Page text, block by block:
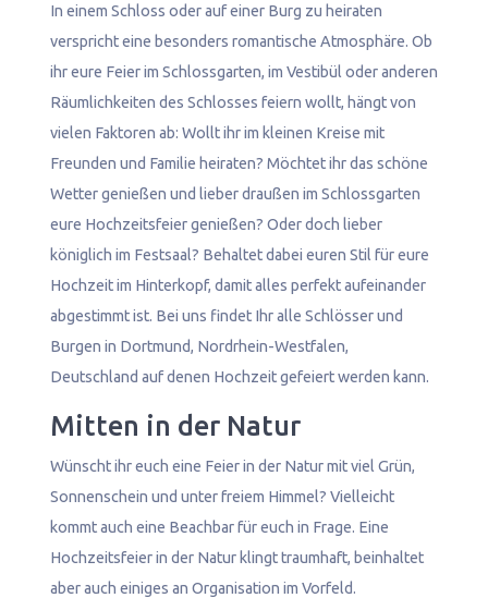
In einem Schloss oder auf einer Burg zu heiraten
verspricht eine besonders romantische Atmosphäre. Ob
ihr eure Feier im Schlossgarten, im Vestibül oder anderen
Räumlichkeiten des Schlosses feiern wollt, hängt von
vielen Faktoren ab: Wollt ihr im kleinen Kreise mit
Freunden und Familie heiraten? Möchtet ihr das schöne
Wetter genießen und lieber draußen im Schlossgarten
eure Hochzeitsfeier genießen? Oder doch lieber
königlich im Festsaal? Behaltet dabei euren Stil für eure
Hochzeit im Hinterkopf, damit alles perfekt aufeinander
abgestimmt ist. Bei uns findet Ihr alle Schlösser und
Burgen in Dortmund, Nordrhein-Westfalen,
Deutschland auf denen Hochzeit gefeiert werden kann.
Mitten in der Natur
Wünscht ihr euch eine Feier in der Natur mit viel Grün,
Sonnenschein und unter freiem Himmel? Vielleicht
kommt auch eine Beachbar für euch in Frage. Eine
Hochzeitsfeier in der Natur klingt traumhaft, beinhaltet
aber auch einiges an Organisation im Vorfeld.